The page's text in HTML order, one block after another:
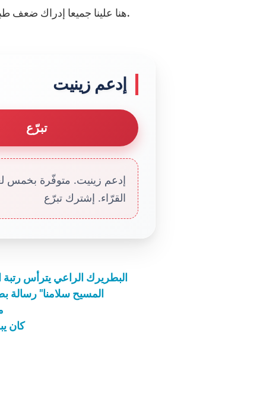
هنا علينا جميعا إدراك ضعف طبيعتنا هذه (الجسدية) وحاجتنا لأن نحيا بالروح لا بالجسد.
إدعم زينيت
تبرّع
إدعم زينيت. متوفّرة بخمس
القرّاء. إشترك تبرّع
البطريرك الراعي يترأس رتبة
"المسيح سلامنا" رسالة
كان